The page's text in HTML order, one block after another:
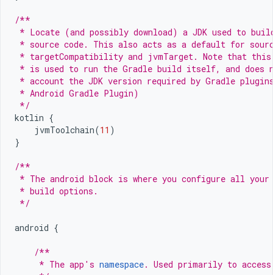
/**
* Locate (and possibly download) a JDK used to
* source code. This also acts as a default for
* targetCompatibility and jvmTarget. Note that this
* is used to run the Gradle build itself, and does
* account the JDK version required by Gradle
* Android Gradle Plugin)
*/
kotlin {
jvmToolchain(11 )
}
/**
* The android block is where you configure all
* build options.
*/
android {
/**
     * The app's
namespace. Used primarily to